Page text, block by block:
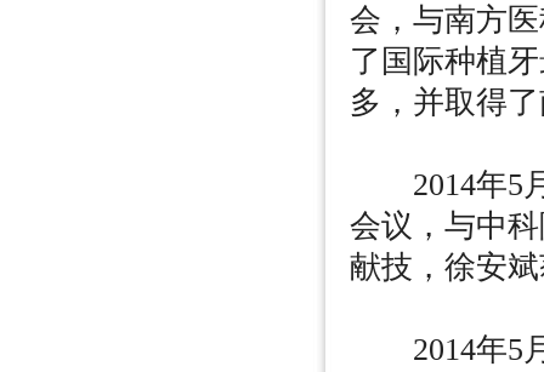
会，与南方
了国际种植
多，并取得
2014年5月
会议，与中
献技，徐安
2014年5月